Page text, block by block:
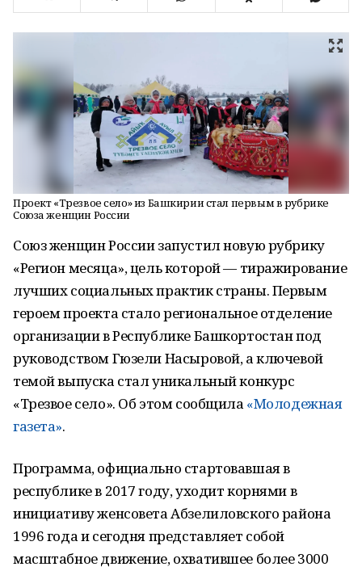
Проект «Трезвое село» из Башкирии стал первым в рубрике
Союза женщин России
Союз женщин России запустил новую рубрику
«Регион месяца», цель которой — тиражирование
лучших социальных практик страны. Первым
героем проекта стало региональное отделение
организации в Республике Башкортостан под
руководством Гюзели Насыровой, а ключевой
темой выпуска стал уникальный конкурс
«Трезвое село». Об этом сообщила «Молодежная
газета».
Программа, официально стартовавшая в
республике в 2017 году, уходит корнями в
инициативу женсовета Абзелиловского района
1996 года и сегодня представляет собой
масштабное движение, охватившее более 3000